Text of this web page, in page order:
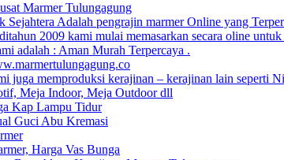
Marmer Tulungagung
Sejahtera Adalah pengrajin marmer Online yang
2009 kami mulai memasarkan secara oline
adalah : Aman Murah Terpercaya .
juga memproduksi kerajinan – kerajinan lain seperti
Meja Indoor, Meja Outdoor dll
Kap Lampu Tidur
Guci Abu Kremasi
Harga Vas Bunga